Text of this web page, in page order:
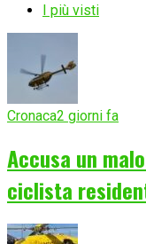
I più visti
Cronaca2 giorni fa
Accusa un
ciclista